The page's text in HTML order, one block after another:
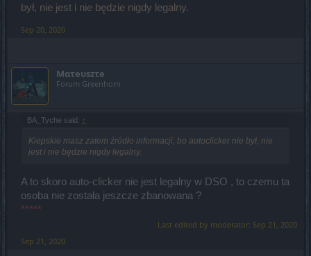
był, nie jest i nie będzie nigdy legalny.
Sep 20, 2020
Mατeυszτe
Forum Greenhorn
BA_Tyche said: ↑
Kiepskie masz zatem źródło informacji, bo autoclicker nie był, nie
jest i nie będzie nigdy legalny.
A to skoro auto-clicker nie jest legalny w DSO , to czemu ta
osoba nie została jeszcze zbanowana ?
*****
Last edited by moderator: Sep 21, 2020
Sep 21, 2020